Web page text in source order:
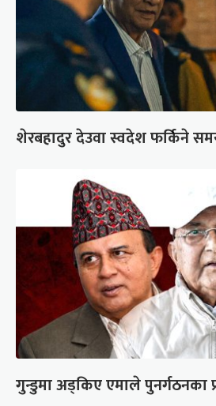
शेरबहादुर देउवा स्वदेश फर्किने
गुन्डुमा अड्किए एमाले पुनर्गठनका